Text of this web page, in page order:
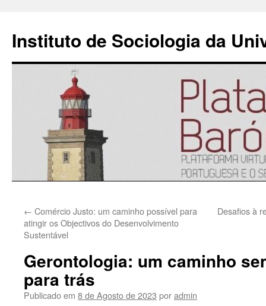
Instituto de Sociologia da
para
conteúdo
← Comércio Justo: um caminho possível para
atingir os Objectivos do Desenvolvimento
Sustentável
Desafios à
Gerontologia: um caminho
para trás
Publicado em 8 de Agosto de 2023 poradmin